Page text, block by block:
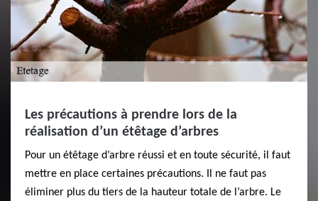
Les précautions à prendre lors de la
réalisation d’un étêtage d’arbres
Pour un étêtage d’arbre réussi et en toute sécurité, il faut
mettre en place certaines précautions. Il ne faut pas
éliminer plus du tiers de la hauteur totale de l’arbre. Le